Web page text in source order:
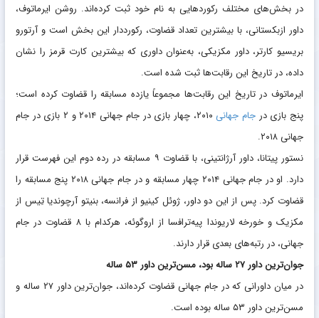
در بخش‌های مختلف رکوردهایی به نام خود ثبت کرده‌اند. روشن ایرماتوف،
داور ازبکستانی، با بیشترین تعداد قضاوت، رکورددار این بخش است و آرتورو
بریسیو کارتر، داور مکزیکی، به‌عنوان داوری که بیشترین کارت قرمز را نشان
داده، در تاریخ این رقابت‌ها ثبت شده است.
ایرماتوف در تاریخ این رقابت‌ها مجموعاً یازده مسابقه را قضاوت کرده است؛
پنج بازی درجام جهانی
۲۰۱۰، چهار بازی در جام جهانی ۲۰۱۴ و ۲ بازی در جام
جهانی ۲۰۱۸.
نستور پیتانا، داور آرژانتینی، با قضاوت ۹ مسابقه در رده دوم این فهرست قرار
دارد. او در جام جهانی ۲۰۱۴ چهار مسابقه و در جام جهانی ۲۰۱۸ پنج مسابقه را
قضاوت کرد. پس از این دو داور، ژوئل کینیو از فرانسه، بنیتو آرچوندیا تِیس از
مکزیک و خورخه لاریوندا پیه‌ترافسا از اروگوئه، هرکدام با ۸ قضاوت در جام
جهانی، در رتبه‌های بعدی قرار دارند.
جوان‌ترین داور ۲۷ ساله بود، مسن‌ترین داور ۵۳ ساله
در میان داورانی که در جام جهانی قضاوت کرده‌اند، جوان‌ترین داور ۲۷ ساله و
مسن‌ترین داور ۵۳ ساله بوده است.